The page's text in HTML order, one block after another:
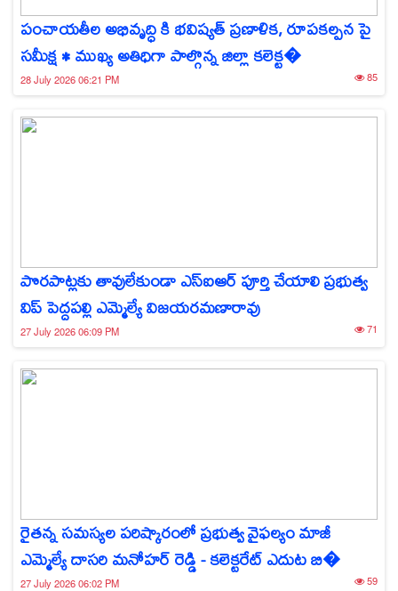
పంచాయతీల అభివృద్ధి కి భవిష్యత్ ప్రణాళిక, రూపకల్పన పై
సమీక్ష • ముఖ్య అతిధిగా పాల్గొన్న జిల్లా కలెక్ట�
28 July 2026 06:21 PM 85
పొరపాట్లకు తావులేకుండా ఎస్‌ఐఆర్ పూర్తి చేయాలి ప్రభుత్వ
విప్ పెద్దపల్లి ఎమ్మెల్యే విజయరమణారావు
27 July 2026 06:09 PM 71
రైతన్న సమస్యల పరిష్కారంలో ప్రభుత్వ వైఫల్యం మాజీ
ఎమ్మెల్యే దాసరి మనోహర్ రెడ్డి - కలెక్టరేట్ ఎదుట బి�
27 July 2026 06:02 PM 59